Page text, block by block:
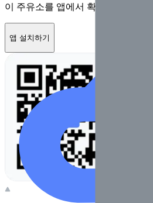
이 주유소를 앱에서 확인하고 최대
앱 설치하기